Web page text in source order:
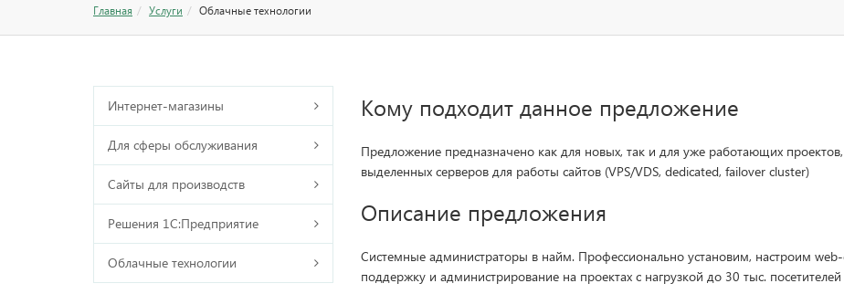
Главная Услуги Облачные технологии
Интернет-магазины
Для сферы обслуживания
Сайты для производств
Решения 1С:Предприятие
Облачные технологии
Кому подходит данное предложение
Предложение предназначено как для новых, так и для уже работающих
выделенных серверов для работы сайтов (VPS/VDS, dedicated, failover cluster)
Описание предложения
Системные администраторы в найм. Профессионально установим, настроим
поддержку и администрирование на проектах с нагрузкой до 30 тыс. посетителей